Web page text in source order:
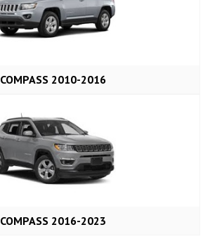
COMPASS 2010-2016
COMPASS 2016-2023